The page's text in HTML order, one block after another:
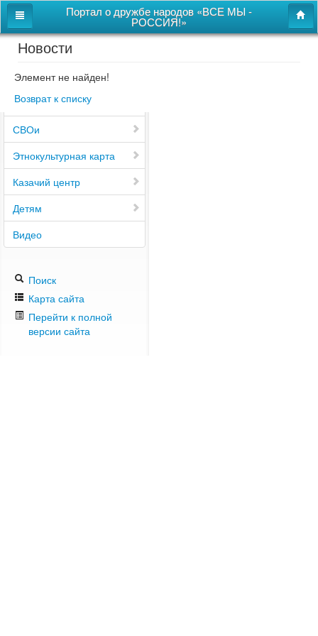
Портал о дружбе народов «ВСЕ МЫ -
РОССИЯ!»
Главная
Дом дружбы народов
Новости
СВОи
Этнокультурная карта
Казачий центр
Детям
Видео
Поиск
Карта сайта
Перейти к полной
версии сайта
Новости
Элемент не найден!
Возврат к списку